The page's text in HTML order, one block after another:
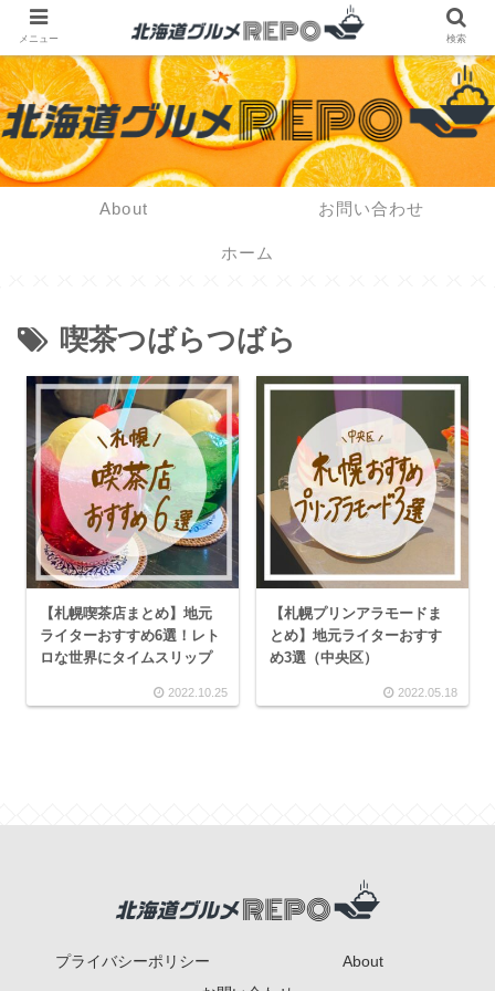
About お問い合わせ
ホーム
喫茶つばらつばら
【札幌喫茶店まとめ】地元
ライターおすすめ6選！レト
ロな世界にタイムスリップ
2022.10.25
【札幌プリンアラモードま
とめ】地元ライターおすす
め3選（中央区）
2022.05.18
プライバシーポリシー
About
メニュー 検索